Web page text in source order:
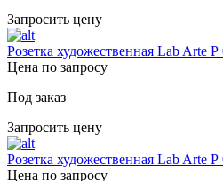
Запросить цену
Розетка художественная Lab Arte Р
Цена по запросу
Под заказ
Запросить цену
Розетка художественная Lab Arte Р
Цена по запросу